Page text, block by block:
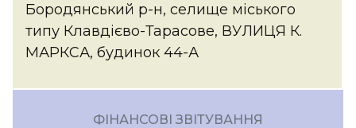
Бородянський р-н, селище міського
типу Клавдієво-Тарасове, ВУЛИЦЯ К.
МАРКСА, будинок 44-А
ФІНАНСОВІ ЗВІТУВАННЯ